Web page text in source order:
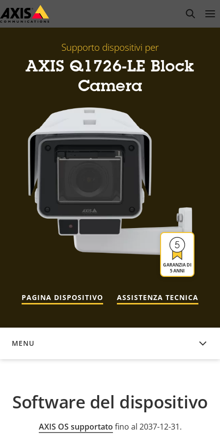
Salta
al
open
Supporto dispositivi per
AXIS Q1726-LE Block
Camera
GARANZIA DI
5 ANNI
PAGINA DISPOSITIVO ASSISTENZA TECNICA
MENU
SOFTWARE DEL DISPOSITIVO
Software del dispositivo
AXIS OS supportato fino al 2037-12-31.